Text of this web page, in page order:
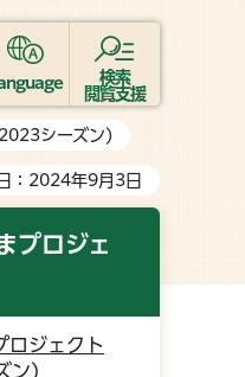
検索
閲覧支援
シーズン)
：2024年9月3日
プロジェ
ロジェクト
ン)